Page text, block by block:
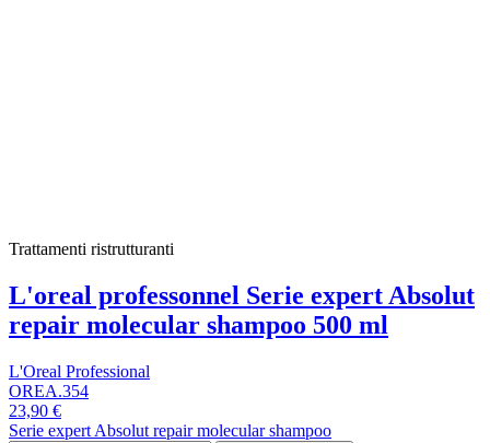
Trattamenti ristrutturanti
L'oreal professonnel Serie expert Absolut
repair molecular shampoo 500 ml
L'Oreal Professional
OREA.354
23,90 €
Serie expert Absolut repair molecular shampoo